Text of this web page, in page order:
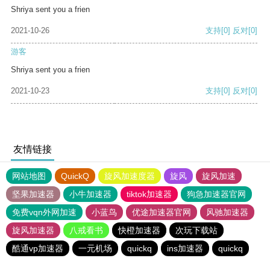
Shriya sent you a frien
2021-10-26 支持[0] 反对[0]
游客
Shriya sent you a frien
2021-10-23 支持[0] 反对[0]
友情链接
网站地图 QuickQ 旋风加速度器 旋风
旋风加速
坚果加速器
小牛加速器 tiktok加速器
狗急加速器官网
免费vqn外网加速
小蓝鸟 优途加速器官网
风驰加速器
旋风加速器
八戒看书 快橙加速器
次玩下载站
酷通vp加速器
一元机场 quickq ins加速器 quickq